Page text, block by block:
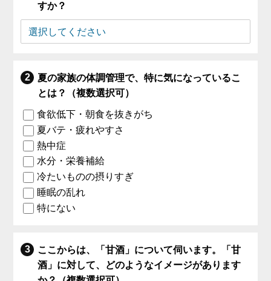
すか？
夏の家族の体調管理で、特に気になっているこ
とは？（複数選択可）
食欲低下・朝食を抜きがち
夏バテ・疲れやすさ
熱中症
水分・栄養補給
冷たいものの摂りすぎ
睡眠の乱れ
特にない
ここからは、「甘酒」について伺います。「甘
酒」に対して、どのようなイメージがあります